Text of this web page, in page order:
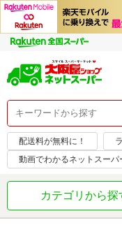
配送料が無料に！
動画でわかるネットスーパ
カテゴリから探